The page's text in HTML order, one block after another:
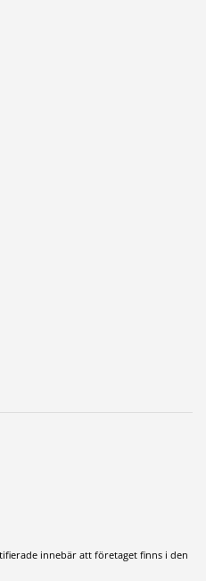
innebär att företaget finns i den